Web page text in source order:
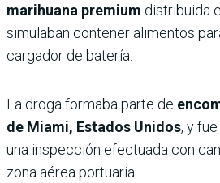
marihuana premium distribuida
simulaban contener alimentos
cargador de batería.
La droga formaba parte de
de Miami, Estados Unidos, y
una inspección efectuada con
zona aérea portuaria.